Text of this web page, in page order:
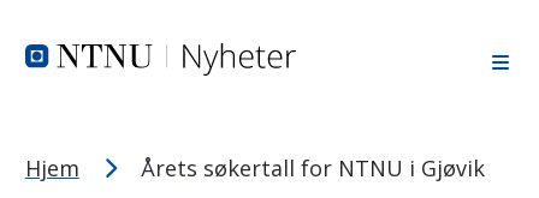
PC: Press ned CTRL og klikk på + (pluss) for å forstørre
Hjem Årets søkertall for NTNU i Gjøvik